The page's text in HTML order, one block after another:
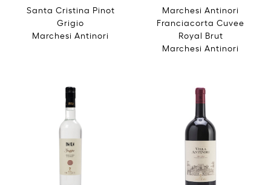
Santa Cristina Pinot
Grigio
Marchesi Antinori
Marchesi Antinori
Franciacorta Cuvee
Royal Brut
Marchesi Antinori